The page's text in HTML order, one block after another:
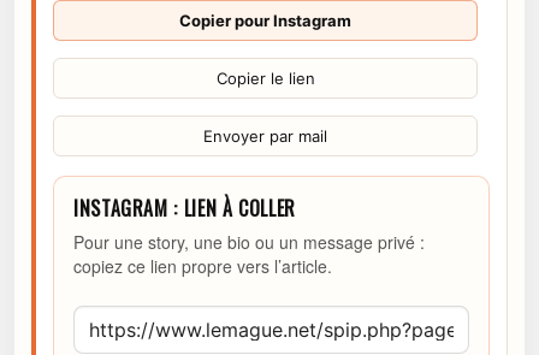
Copier pour Instagram
Copier le lien
Envoyer par mail
INSTAGRAM : LIEN À COLLER
Pour une story, une bio ou un message privé :
copiez ce lien propre vers l’article.